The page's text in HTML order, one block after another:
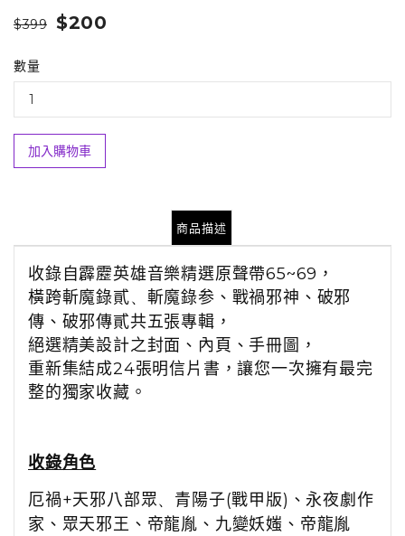
$399 $200
數量
加入購物車
商品描述
收錄自霹靂英雄音樂精選原聲帶65~69 ，
橫跨斬魔錄貳、 斬魔錄参 、 戰禍邪神 、 破邪
傳 、 破邪傳貳共五張專輯，
絕選精美設計之封面、內頁、手冊圖，
重新集結成24張明信片書，讓您一次擁有最完
整的獨家收藏。
收錄角色
厄禍+天邪八部眾、 青陽子(戰甲版) 、永夜劇作
家 、 眾天邪王 、 帝龍胤 、 九變妖媸 、 帝龍胤